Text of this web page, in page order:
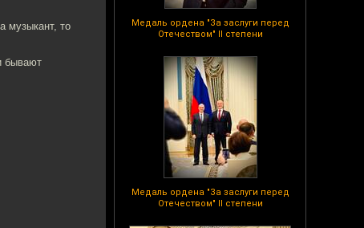
Медаль ордена "За заслуги перед
Отечеством" II степени
Медаль ордена "За заслуги перед
Отечеством" II степени
музыкант, то
бывают